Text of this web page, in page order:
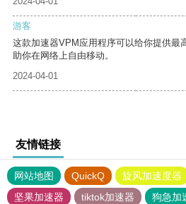
游客
这款加速器VPM应用程序可以给你提供最
助你在网络上自由移动。
2024-04-01
友情链接
网站地图 QuickQ 旋风加速度器
坚果加速器
tiktok加速器
狗急加